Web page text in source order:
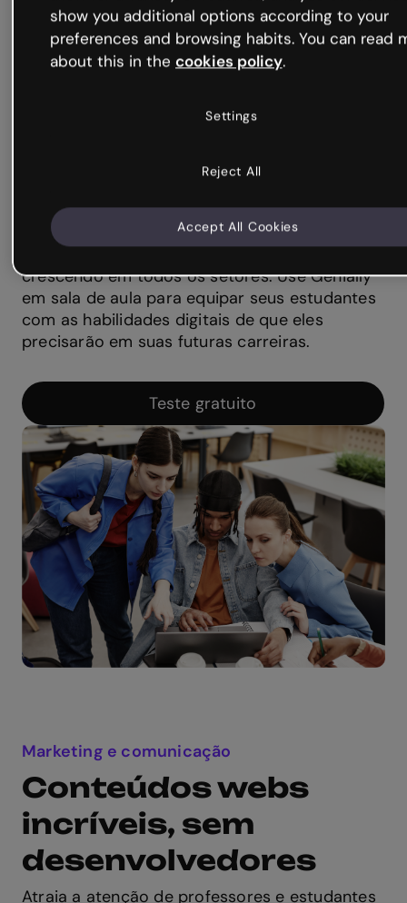
Alimentando a
A demanda por habilidades de design de
crescendo em todos os setores. Use Genially
em sala de aula para equipar seus estudantes
com as habilidades digitais de que eles
precisarão em suas futuras carreiras.
Teste gratuito
Marketing e comunicação
Conteúdos webs
incríveis, sem
desenvolvedores
Atraia a atenção de professores e estudantes